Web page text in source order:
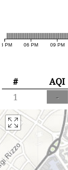
PM 06 PM 09 PM
# AQI
1
-